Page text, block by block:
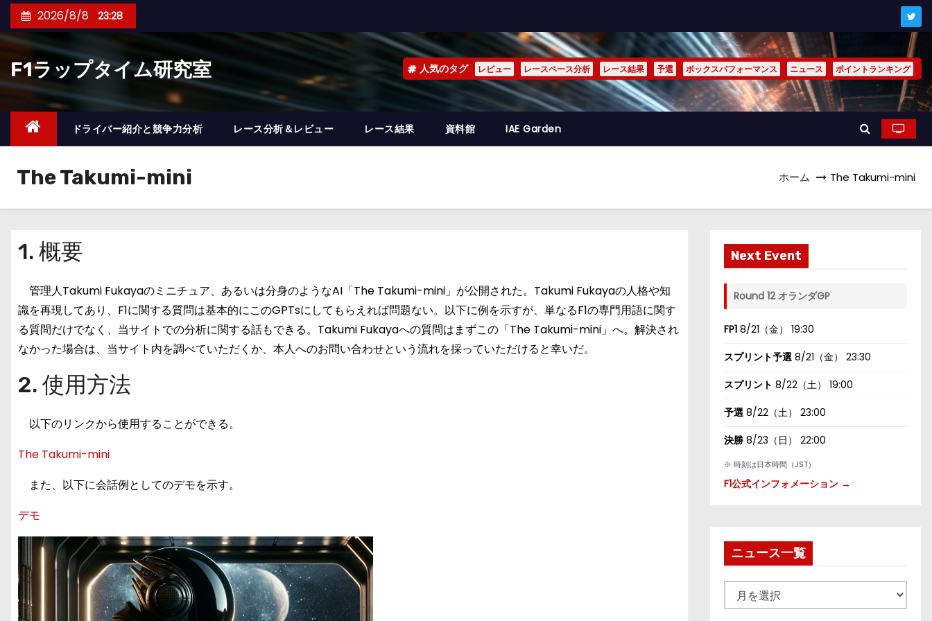
ン
ツ
キ
2026/8/8 23:28
F1ラップタイム研究室 人気のタグ レビュー レースペース分析 レース結果 予選 ボックスパフォーマンス ニュース ポイントランキング
ドライバー紹介と競争力分析 レース分析＆レビュー レース結果 資料館 IAE Garden
The Takumi-mini ホーム The Takumi-mini
1. 概要
管理人Takumi Fukayaのミニチュア、あるいは分身のようなAI「The Takumi-mini」が公開された。Takumi Fukayaの人格や知
識を再現してあり、F1に関する質問は基本的にこのGPTsにしてもらえれば問題ない。以下に例を示すが、単なるF1の専門用語に関す
る質問だけでなく、当サイトでの分析に関する話もできる。Takumi Fukayaへの質問はまずこの「The Takumi-mini」へ。解決され
なかった場合は、当サイト内を調べていただくか、本人へのお問い合わせという流れを採っていただけると幸いだ。
2. 使用方法
以下のリンクから使用することができる。
The Takumi-mini
また、以下に会話例としてのデモを示す。
デモ
Next Event
Round 12 オランダGP
FP1 8/21（金） 19:30
スプリント予選 8/21（金） 23:30
スプリント 8/22（土） 19:00
予選 8/22（土） 23:00
決勝 8/23（日） 22:00
※ 時刻は日本時間（JST）
F1公式インフォメーション →
ニュース一覧
ュ